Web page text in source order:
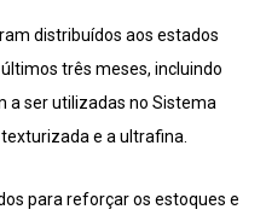
distribuídos aos estados
três meses, incluindo
a ser utilizadas no Sistema
e a ultrafina.
para reforçar os estoques e